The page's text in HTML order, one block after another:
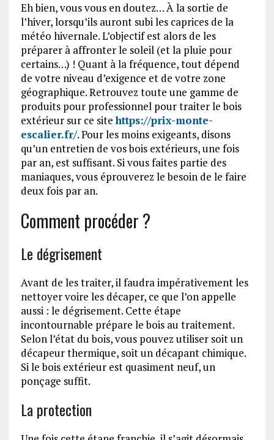
Eh bien, vous vous en doutez… À la sortie de
l’hiver, lorsqu’ils auront subi les caprices de la
météo hivernale. L’objectif est alors de les
préparer à affronter le soleil (et la pluie pour
certains…) ! Quant à la fréquence, tout dépend
de votre niveau d’exigence et de votre zone
géographique. Retrouvez toute une gamme de
produits pour professionnel pour traiter le bois
extérieur sur ce sitehttps://prix-monte-
escalier.fr/. Pour les moins exigeants, disons
qu’un entretien de vos bois extérieurs, une fois
par an, est suffisant. Si vous faites partie des
maniaques, vous éprouverez le besoin de le faire
deux fois par an.
Comment procéder ?
Le dégrisement
Avant de les traiter, il faudra impérativement les
nettoyer voire les décaper, ce que l’on appelle
aussi : le dégrisement. Cette étape
incontournable prépare le bois au traitement.
Selon l’état du bois, vous pouvez utiliser soit un
décapeur thermique, soit un décapant chimique.
Si le bois extérieur est quasiment neuf, un
ponçage suffit.
La protection